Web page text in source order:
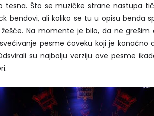
tesna. Što se muzičke strane nastupa
bendovi, ali koliko se tu u opisu benda
Na momente je bilo, da ne
pesme čoveku koji je konačno
su najbolju verziju ove pesme